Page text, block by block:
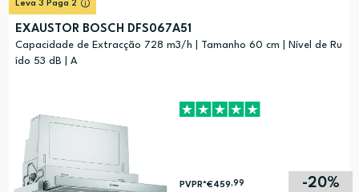
Leva 3 Paga 2
EXAUSTOR BOSCH DFS067A51
Capacidade de Extracção 728 m3/h | Tamanho 60 cm | Nível de Ru
ído 53 dB | A
-20%
PVPR*€459,99